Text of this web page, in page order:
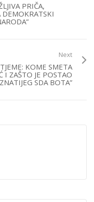
PRIČA,
Next
KOME SMETA
I ZAŠTO JE POSTAO
SDA BOTA”